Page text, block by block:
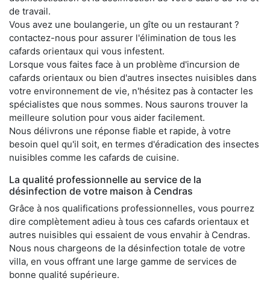
de travail.
Vous avez une boulangerie, un gîte ou un restaurant ?
contactez-nous pour assurer l'élimination de tous les
cafards orientaux qui vous infestent.
Lorsque vous faites face à un problème d'incursion de
cafards orientaux ou bien d'autres insectes nuisibles dans
votre environnement de vie, n'hésitez pas à contacter les
spécialistes que nous sommes. Nous saurons trouver la
meilleure solution pour vous aider facilement.
Nous délivrons une réponse fiable et rapide, à votre
besoin quel qu'il soit, en termes d'éradication des insectes
nuisibles comme les cafards de cuisine.
La qualité professionnelle au service de la
désinfection de votre maison à Cendras
Grâce à nos qualifications professionnelles, vous pourrez
dire complètement adieu à tous ces cafards orientaux et
autres nuisibles qui essaient de vous envahir à Cendras.
Nous nous chargeons de la désinfection totale de votre
villa, en vous offrant une large gamme de services de
bonne qualité supérieure.